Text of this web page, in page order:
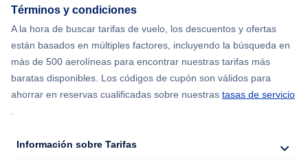
Flights from Shanghai to Nueva York
Flights from Delhi to Nueva York
Flights from Chicago to Delhi
Flights from Nueva York to Seúl
Términos y condiciones
A la hora de buscar tarifas de vuelo, los descuentos y ofertas
están basados en múltiples factores, incluyendo la búsqueda en
más de 500 aerolíneas para encontrar nuestras tarifas más
baratas disponibles. Los códigos de cupón son válidos para
ahorrar en reservas cualificadas sobre nuestras tasas de servicio
.
Información sobre Tarifas